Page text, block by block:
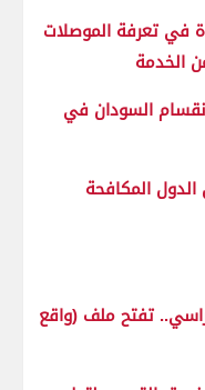
في تعرفة الموصلات
السودان في
المكافحة
تفتح ملف (واقع